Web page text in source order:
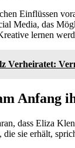
Einflüssen
Media, das
lernen
Verheiratet:
Anfang
dass Eliza
sie erhält,